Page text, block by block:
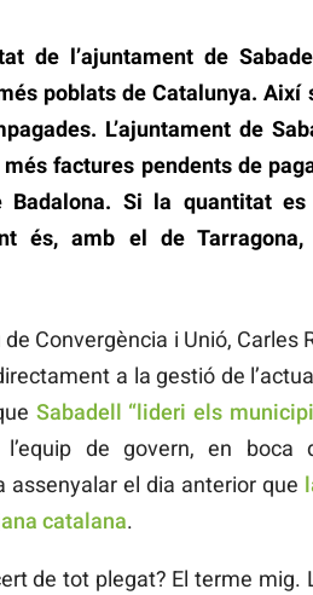
de l’ajuntament de
poblats de Catalunya. Així
L’ajuntament de
factures pendents de
Badalona. Si la quantitat
és, amb el de
de Convergència i Unió, Carles
a la gestió de
Sabadell “lideri els
de govern, en boca
assenyalar el dia anterior que
catalana.
de tot plegat? El terme mig.